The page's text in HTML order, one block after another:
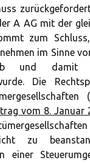
A AG mit der
zum
im Sinne
und damit
Die
(
vom 8. Januar
zu
einer